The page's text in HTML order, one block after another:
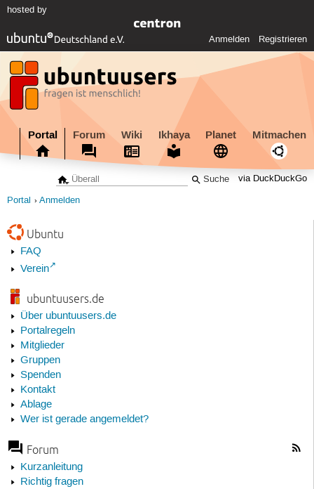
hosted by
Anmelden Registrieren
Portal Forum Wiki Ikhaya Planet Mitmachen
via DuckDuckGo
Portal Anmelden
Ubuntu
FAQ
Verein
ubuntuusers.de
Über ubuntuusers.de
Portalregeln
Mitglieder
Gruppen
Spenden
Kontakt
Ablage
Wer ist gerade angemeldet?
Forum
Kurzanleitung
Richtig fragen